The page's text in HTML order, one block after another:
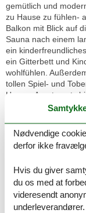
gemütlich und
zu Hause zu fühlen-
Balkon mit Blick auf
Sauna nach einem
ein
ein Gitterbett und
wohlfühlen.
tollen Spiel- und
Unsere Apartments
ausgestattete
Außerdem gibt es :
• Fahrradabstellplatz
• Schuhtrockner und
• allgemeine
• Spiel- und
• Waschraum
Nødvendige
derfor ikke
Hvis du giver
du os med at
videresendt
underleverandører.